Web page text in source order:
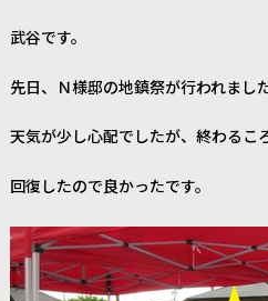
武谷です。
先日、Ｎ様邸の地鎮祭が行われました
天気が少し心配でしたが、終わるこ
回復したので良かったです。